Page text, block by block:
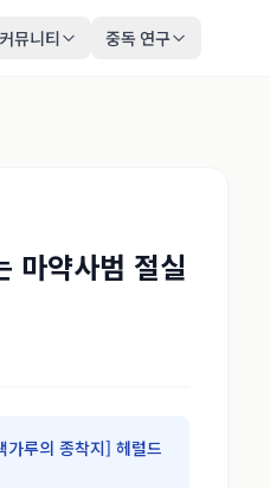
커뮤니티 중독 연구
마약사범 절실
루의 종착지] 헤럴드